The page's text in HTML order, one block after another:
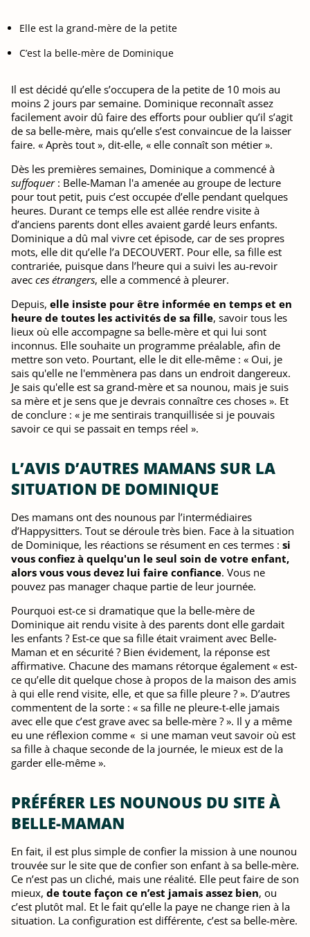
Elle est la grand-mère de la petite
C’est la belle-mère de Dominique
Il est décidé qu’elle s’occupera de la petite de 10 mois au
moins 2 jours par semaine. Dominique reconnaît assez
facilement avoir dû faire des efforts pour oublier qu’il s’agit
de sa belle-mère, mais qu’elle s’est convaincue de la laisser
faire. « Après tout », dit-elle, « elle connaît son métier ».
Dès les premières semaines, Dominique a commencé à
suffoquer: Belle-Maman l'a amenée au groupe de lecture
pour tout petit, puis c’est occupée d’elle pendant quelques
heures. Durant ce temps elle est allée rendre visite à
d’anciens parents dont elles avaient gardé leurs enfants.
Dominique a dû mal vivre cet épisode, car de ses propres
mots, elle dit qu’elle l’a DECOUVERT. Pour elle, sa fille est
contrariée, puisque dans l’heure qui a suivi les au-revoir
avec ces étrangers, elle a commencé à pleurer.
Depuis, elle insiste pour être informée en temps et en
heure de toutes les activités de sa fille, savoir tous les
lieux où elle accompagne sa belle-mère et qui lui sont
inconnus. Elle souhaite un programme préalable, afin de
mettre son veto. Pourtant, elle le dit elle-même : « Oui, je
sais qu'elle ne l'emmènera pas dans un endroit dangereux.
Je sais qu'elle est sa grand-mère et sa nounou, mais je suis
sa mère et je sens que je devrais connaître ces choses ». Et
de conclure : « je me sentirais tranquillisée si je pouvais
savoir ce qui se passait en temps réel ».
L’AVIS D’AUTRES MAMANS SUR LA
SITUATION DE DOMINIQUE
Des mamans ont des nounous par l’intermédiaires
d’Happysitters. Tout se déroule très bien. Face à la situation
de Dominique, les réactions se résument en ces termes : si
vous confiez à quelqu'un le seul soin de votre enfant,
alors vous vous devez lui faire confiance. Vous ne
pouvez pas manager chaque partie de leur journée.
Pourquoi est-ce si dramatique que la belle-mère de
Dominique ait rendu visite à des parents dont elle gardait
les enfants ? Est-ce que sa fille était vraiment avec Belle-
Maman et en sécurité ? Bien évidement, la réponse est
affirmative. Chacune des mamans rétorque également « est-
ce qu’elle dit quelque chose à propos de la maison des amis
à qui elle rend visite, elle, et que sa fille pleure ? ». D’autres
commentent de la sorte : « sa fille ne pleure-t-elle jamais
avec elle que c’est grave avec sa belle-mère ? ». Il y a même
eu une réflexion comme « si une maman veut savoir où est
sa fille à chaque seconde de la journée, le mieux est de la
garder elle-même ».
PRÉFÉRER LES NOUNOUS DU SITE À
BELLE-MAMAN
En fait, il est plus simple de confier la mission à une nounou
trouvée sur le site que de confier son enfant à sa belle-mère.
Ce n’est pas un cliché, mais une réalité. Elle peut faire de son
mieux, de toute façon ce n’est jamais assez bien, ou
c’est plutôt mal. Et le fait qu’elle la paye ne change rien à la
situation. La configuration est différente, c’est sa belle-mère.